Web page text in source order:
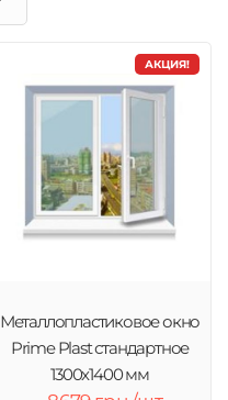
АКЦИЯ!
Металлопластиковое окно
Prime Plast стандартное
1300x1400 мм